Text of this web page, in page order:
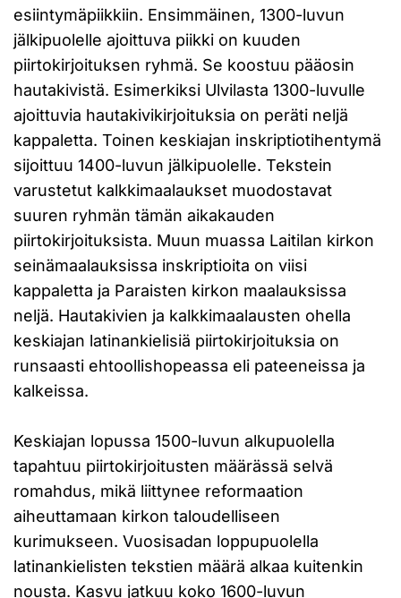
esiintymäpiikkiin. Ensimmäinen, 1300-luvun
jälkipuolelle ajoittuva piikki on kuuden
piirtokirjoituksen ryhmä. Se koostuu pääosin
hautakivistä. Esimerkiksi Ulvilasta 1300-luvulle
ajoittuvia hautakivikirjoituksia on peräti neljä
kappaletta. Toinen keskiajan inskriptiotihentymä
sijoittuu 1400-luvun jälkipuolelle. Tekstein
varustetut kalkkimaalaukset muodostavat
suuren ryhmän tämän aikakauden
piirtokirjoituksista. Muun muassa Laitilan kirkon
seinämaalauksissa inskriptioita on viisi
kappaletta ja Paraisten kirkon maalauksissa
neljä. Hautakivien ja kalkkimaalausten ohella
keskiajan latinankielisiä piirtokirjoituksia on
runsaasti ehtoollishopeassa eli pateeneissa ja
kalkeissa.
Keskiajan lopussa 1500-luvun alkupuolella
tapahtuu piirtokirjoitusten määrässä selvä
romahdus, mikä liittynee reformaation
aiheuttamaan kirkon taloudelliseen
kurimukseen. Vuosisadan loppupuolella
latinankielisten tekstien määrä alkaa kuitenkin
nousta. Kasvu jatkuu koko 1600-luvun